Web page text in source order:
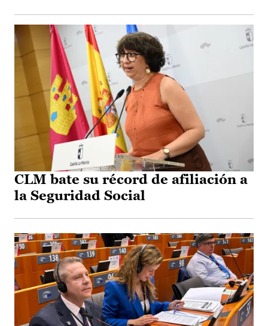
CLM bate su récord de afiliación a
la Seguridad Social